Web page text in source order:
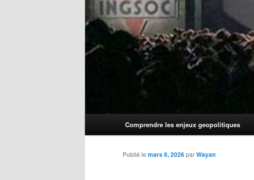
Comprendre les enjeux geopolitiques
Publié le mars 6, 2026parWayan